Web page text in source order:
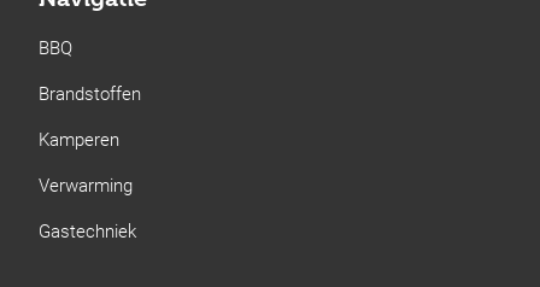
BBQ
Brandstoffen
Kamperen
Verwarming
Gastechniek